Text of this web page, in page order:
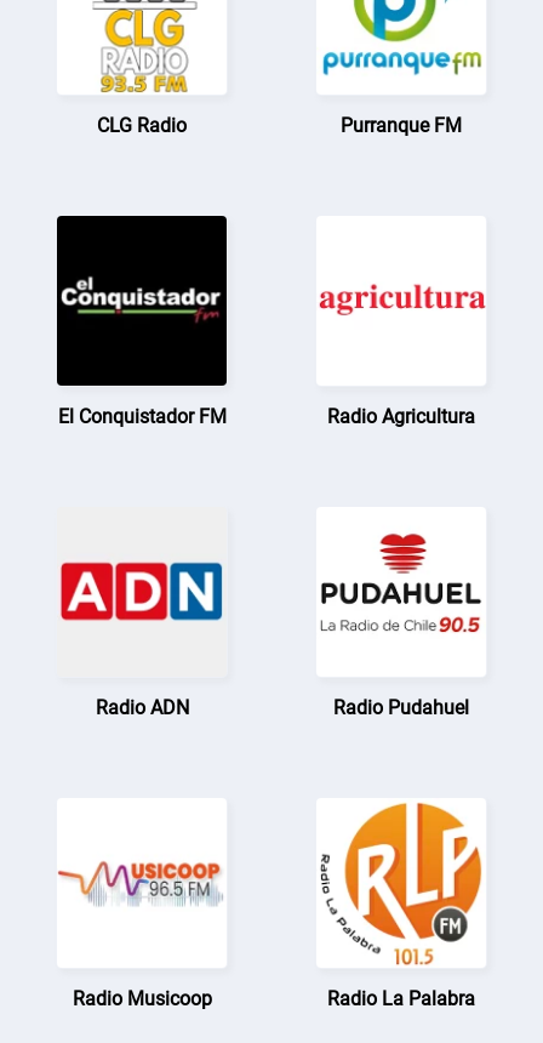
CLG Radio Purranque FM
El Conquistador FM Radio Agricultura
Radio ADN Radio Pudahuel
Radio Musicoop Radio La Palabra